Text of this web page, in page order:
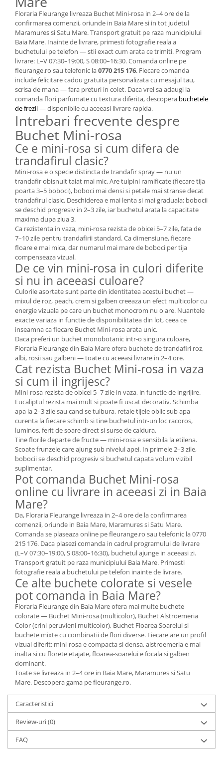
Floraria Fleurange livreaza Buchet Mini-rosa in 2–4 ore de la
confirmarea comenzii, oriunde in Baia Mare si in tot judetul
Maramures si Satu Mare. Transport gratuit pe raza municipiului
Baia Mare. Inainte de livrare, primesti fotografie reala a
buchetului pe telefon — stii exact cum arata ce trimiti. Program
livrare: L–V 07:30–19:00, S 08:00–16:30. Comanda online pe
fleurange.ro sau telefonic la0770 215 176. Fiecare comanda
include felicitare cadou gratuita personalizata cu mesajul tau,
scrisa de mana — fara preturi in colet. Daca vrei sa adaugi la
comanda flori parfumate cu textura diferita, descopera buchetele
de frezii— disponibile cu aceeasi livrare rapida.
Intrebari frecvente despre
Buchet Mini-rosa
Ce e mini-rosa si cum difera de
trandafirul clasic?
Mini-rosa e o specie distincta de trandafir spray — nu un
trandafir obisnuit taiat mai mic. Are tulpini ramificate (fiecare tija
poarta 3–5 boboci), boboci mai densi si petale mai stranse decat
trandafirul clasic. Deschiderea e mai lenta si mai graduala: bobocii
se deschid progresiv in 2–3 zile, iar buchetul arata la capacitate
maxima dupa ziua 3.
Ca rezistenta in vaza, mini-rosa rezista de obicei 5–7 zile, fata de
7–10 zile pentru trandafirii standard. Ca dimensiune, fiecare
floare e mai mica, dar numarul mai mare de boboci per tija
compenseaza vizual.
De ce vin mini-rosa in culori diferite
si nu in aceeasi culoare?
Culorile asortate sunt parte din identitatea acestui buchet —
mixul de roz, peach, crem si galben creeaza un efect multicolor cu
energie vizuala pe care un buchet monocrom nu o are. Nuantele
exacte variaza in functie de disponibilitatea din lot, ceea ce
inseamna ca fiecare Buchet Mini-rosa arata unic.
Daca preferi un buchet monobotanic intr-o singura culoare,
Floraria Fleurange din Baia Mare ofera buchete de trandafiri roz,
albi, rosii sau galbeni — toate cu aceeasi livrare in 2–4 ore.
Cat rezista Buchet Mini-rosa in vaza
si cum il ingrijesc?
Mini-rosa rezista de obicei 5–7 zile in vaza, in functie de ingrijire.
Eucaliptul rezista mai mult si poate fi uscat decorativ. Schimba
apa la 2–3 zile sau cand se tulbura, retaie tijele oblic sub apa
curenta la fiecare schimb si tine buchetul intr-un loc racoros,
luminos, ferit de soare direct si surse de caldura.
Tine florile departe de fructe — mini-rosa e sensibila la etilena.
Scoate frunzele care ajung sub nivelul apei. In primele 2–3 zile,
bobocii se deschid progresiv si buchetul capata volum vizibil
suplimentar.
Pot comanda Buchet Mini-rosa
online cu livrare in aceeasi zi in Baia
Mare?
Da, Floraria Fleurange livreaza in 2–4 ore de la confirmarea
comenzii, oriunde in Baia Mare, Maramures si Satu Mare.
Comanda se plaseaza online pe fleurange.ro sau telefonic la 0770
215 176. Daca plasezi comanda in cadrul programului de livrare
(L–V 07:30–19:00, S 08:00–16:30), buchetul ajunge in aceeasi zi.
Transport gratuit pe raza municipiului Baia Mare. Primesti
fotografie reala a buchetului pe telefon inainte de livrare.
Ce alte buchete colorate si vesele
pot comanda in Baia Mare?
Floraria Fleurange din Baia Mare ofera mai multe buchete
colorate — Buchet Mini-rosa (multicolor), Buchet Alstroemeria
Color (crini peruvieni multicolor), Buchet Floarea Soarelui si
buchete mixte cu combinatii de flori diverse. Fiecare are un profil
vizual diferit: mini-rosa e compacta si densa, alstroemeria e mai
inalta si cu florete etajate, floarea-soarelui e focala si galben
dominant.
Toate se livreaza in 2–4 ore in Baia Mare, Maramures si Satu
Mare. Descopera gama pe fleurange.ro.
Caracteristici
Review-uri(0)
FAQ